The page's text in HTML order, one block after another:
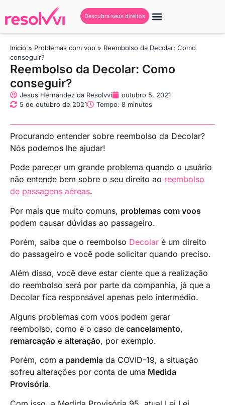
Descubra seus direitos
Início » Problemas com voo » Reembolso da Decolar: Como
conseguir?
Reembolso da Decolar: Como
conseguir?
Jesus Hernández da Resolvvi
outubro 5, 2021
5 de outubro de 2021
Tempo: 8 minutos
Procurando entender sobre reembolso da Decolar?
Nós podemos lhe ajudar!
Pode parecer um grande problema quando o usuário
não entende bem sobre o seu direito ao reembolso
de passagens aéreas.
Por mais que muito comuns, problemas com voos
podem causar dúvidas ao passageiro.
Porém, saiba que o reembolso Decolar é um direito
do passageiro e você pode solicitar quando preciso.
Além disso, você deve estar ciente que a realização
do reembolso será por parte da companhia, já que a
Decolar fica responsável apenas pelo intermédio.
Alguns problemas com voos podem gerar
reembolso, como é o caso de cancelamento,
remarcação e alteração, por exemplo.
Porém, com a pandemia da COVID-19, a situação
sofreu alterações por conta de uma Medida
Provisória.